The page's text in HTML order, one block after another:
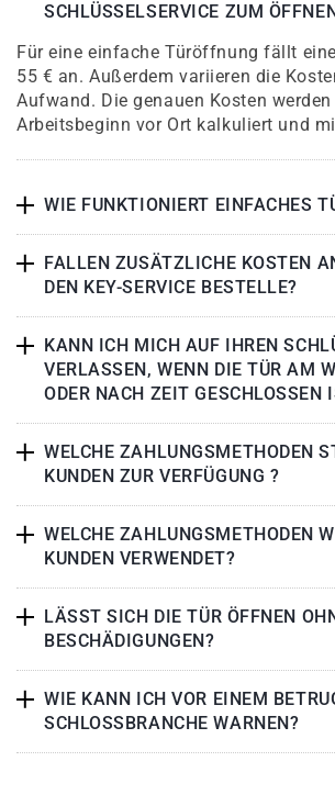
SCHLÜSSELSERVICE ZUM
Für eine einfache Türöffnung fällt
55 € an. Außerdem variieren die
Aufwand. Die genauen Kosten
Arbeitsbeginn vor Ort kalkuliert und
WIE FUNKTIONIERT EINFACHES
FALLEN ZUSÄTZLICHE KOSTEN
DEN KEY-SERVICE BESTELLE?
KANN ICH MICH AUF IHREN
VERLASSEN, WENN DIE TÜR AM
ODER NACH ZEIT GESCHLOSSEN
WELCHE ZAHLUNGSMETHODEN
KUNDEN ZUR VERFÜGUNG ?
WELCHE ZAHLUNGSMETHODEN
KUNDEN VERWENDET?
LÄSST SICH DIE TÜR ÖFFNEN
BESCHÄDIGUNGEN?
WIE KANN ICH VOR EINEM
SCHLOSSBRANCHE WARNEN?